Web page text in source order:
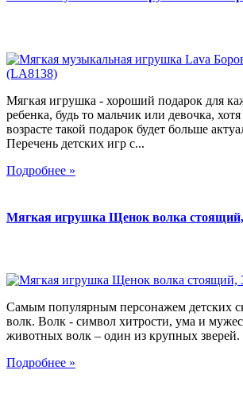
Мягкая игрушка - хороший подарок для
ребенка, будь то мальчик или девочка,
возрасте такой подарок будет больше
Перечень детских игр с...
Подробнее »
Мягкая игрушка Щенок волка
Самым популярным персонажем детских
волк. Волк - символ хитрости, ума и
животных волк – один из крупных зверей.
Подробнее »